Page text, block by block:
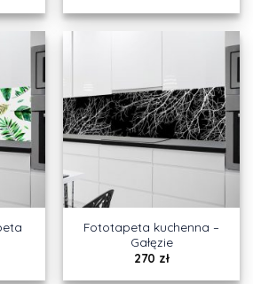
Fototapeta kuchenna –
Gałęzie
270 zł